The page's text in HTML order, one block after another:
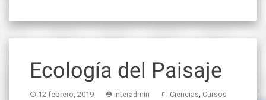
Ecología del Paisaje
12 febrero, 2019 interadmin Ciencias, Cursos